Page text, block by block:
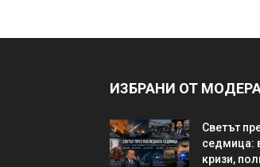
ИЗБРАНИ ОТ
Светът
седмица:
кризи,